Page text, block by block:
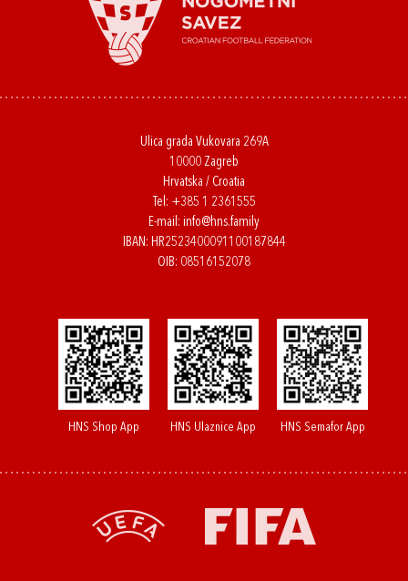
Ulica grada Vukovara 269A
10000 Zagreb
Hrvatska / Croatia
Tel: +385 1 2361555
E-mail: info@hns.family
IBAN: HR2523400091100187844
OIB: 08516152078
HNS Shop App HNS Ulaznice App HNS Semafor App